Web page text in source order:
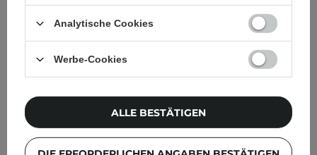
kaltgepresstes Wildrosen-
Hagebuttenkernöl - 30ml
Feuchtigkeitsspendende
Gesichtscreme mit
Hyaluronsäure - 30ml
Analytische Cookies
Werbe-Cookies
ALLE BESTÄTIGEN